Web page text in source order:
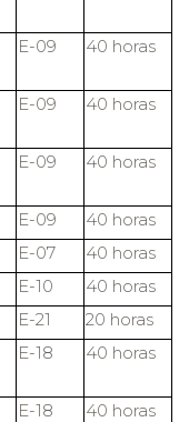
E-09 40 horas
E-09 40 horas
E-09 40 horas
E-09
40 horas
E-07
40 horas
E-10
40 horas
E-21
20 horas
E-18 40 horas
E-18
40 horas